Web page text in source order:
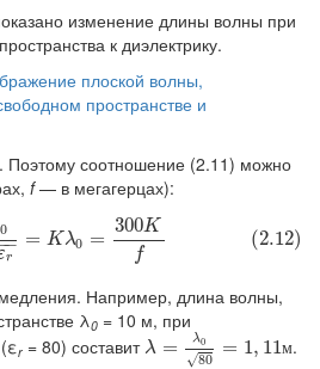
изменение длины волны при
к диэлектрику.
Поэтому соотношение (2.11) можно
f— в мегагерцах):
0
r
− = Kλ0 =
300K
f
(2.12)
εr=K 300Kf
Например, длина волны,
λ0 = 10 м, при
r = 80) составитλ = λ0
80
√ = 1, 11м
λ =λ 080= 1,11м
.